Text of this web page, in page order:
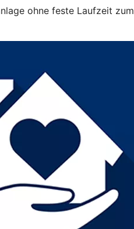
ohne feste Laufzeit zum